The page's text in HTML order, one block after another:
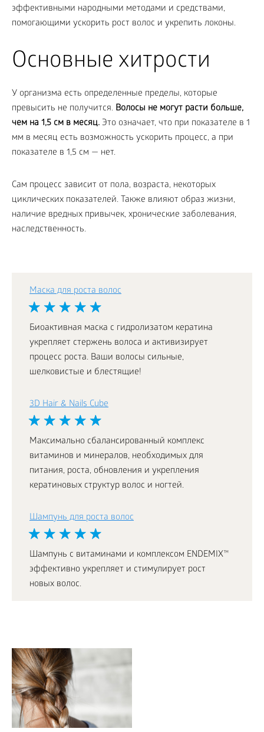
эффективными народными методами и средствами,
помогающими ускорить рост волос и укрепить локоны.
Основные хитрости
У организма есть определенные пределы, которые
превысить не получится. Волосы не могут расти больше,
чем на 1,5 см в месяц. Это означает, что при показателе в 1
мм в месяц есть возможность ускорить процесс, а при
показателе в 1,5 см — нет.
Сам процесс зависит от пола, возраста, некоторых
циклических показателей. Также влияют образ жизни,
наличие вредных привычек, хронические заболевания,
наследственность.
Маска для роста волос
Биоактивная маска с гидролизатом кератина
укрепляет стержень волоса и активизирует
процесс роста. Ваши волосы сильные,
шелковистые и блестящие!
3D Hair & Nails Cube
Максимально сбалансированный комплекс
витаминов и минералов, необходимых для
питания, роста, обновления и укрепления
кератиновых структур волос и ногтей.
Шампунь для роста волос
Шампунь с витаминами и комплексом ENDEMIX™
эффективно укрепляет и стимулирует рост
новых волос.